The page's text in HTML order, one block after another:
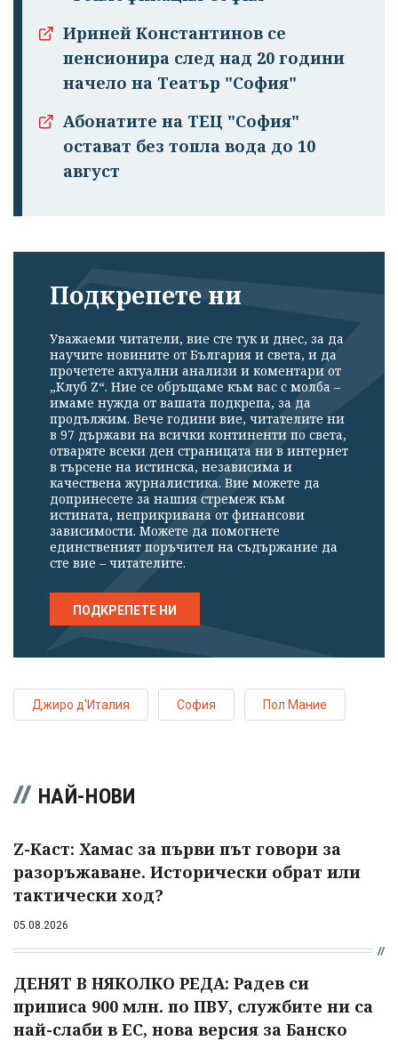
Успешно
излязохте от
профила си!
Ириней Константинов се
пенсионира след над 20 години
начело на Театър "София"
Абонатите на ТЕЦ "София"
остават без топла вода до 10
август
Подкрепете ни
Уважаеми читатели, вие сте тук и днес, за да
научите новините от България и света, и да
прочетете актуални анализи и коментари от
„Клуб Z“. Ние се обръщаме към вас с молба –
имаме нужда от вашата подкрепа, за да
продължим. Вече години вие, читателите ни
в 97 държави на всички континенти по света,
отваряте всеки ден страницата ни в интернет
в търсене на истинска, независима и
качествена журналистика. Вие можете да
допринесете за нашия стремеж към
истината, неприкривана от финансови
зависимости. Можете да помогнете
единственият поръчител на съдържание да
сте вие – читателите.
ПОДКРЕПЕТЕ НИ
Джиро д'Италия София Пол Мание
НАЙ-НОВИ
Z-Каст: Хамас за първи път говори за
разоръжаване. Исторически обрат или
тактически ход?
05.08.2026
ДЕНЯТ В НЯКОЛКО РЕДА: Радев си
приписа 900 млн. по ПВУ, службите ни са
най-слаби в ЕС, нова версия за Банско